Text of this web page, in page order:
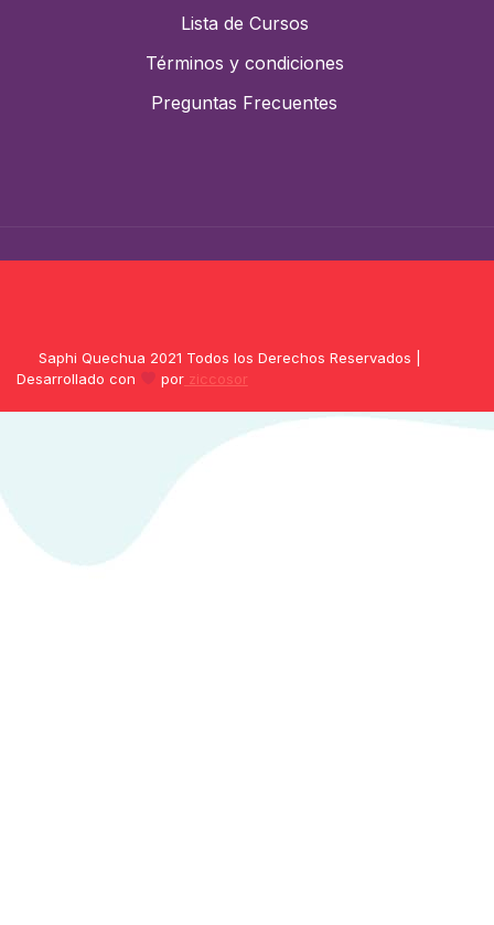
Lista de Cursos
Términos y condiciones
Preguntas Frecuentes
Saphi Quechua 2021 Todos los Derechos Reservados |
Desarrollado con
porziccosor